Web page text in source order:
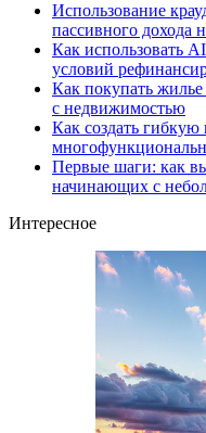
Использование
пассивного дохода
Как использовать
условий
Как покупать
с недвижимостью
Как создать
Первые шаги: как
начинающих с
Интересное